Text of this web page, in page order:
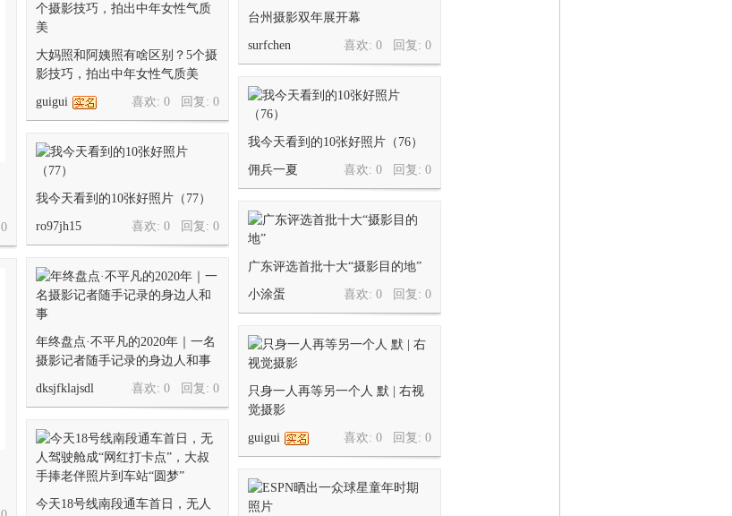
0
大妈照和阿姨照有啥区别？5个摄
影技巧，拍出中年女性气质美
喜欢: 0 回复: 0
guigui
台州摄影双年展开幕
喜欢: 0 回复: 0
surfchen
我今天看到的10张好照片（76）
喜欢: 0 回复: 0
佣兵一夏
我今天看到的10张好照片（77）
喜欢: 0 回复: 0
ro97jh15
广东评选首批十大“摄影目的地”
喜欢: 0 回复: 0
小涂蛋
年终盘点·不平凡的2020年｜一名
摄影记者随手记录的身边人和事
喜欢: 0 回复: 0
dksjfklajsdl
只身一人再等另一个人 默 | 右视
觉摄影
喜欢: 0 回复: 0
guigui
今天18号线南段通车首日，无人